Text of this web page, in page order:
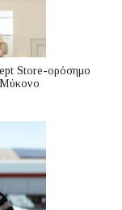
Store-ορόσημο
Μύκονο